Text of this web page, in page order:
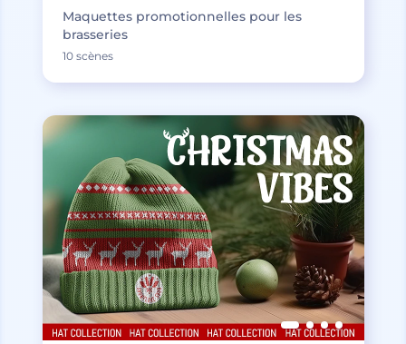
Maquettes promotionnelles pour les
brasseries
10 scènes